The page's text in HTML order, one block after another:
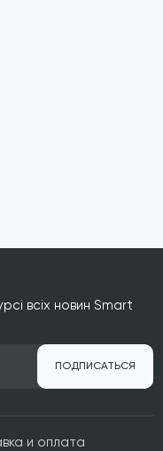
всіх новин Smart
ПОДПИСАТЬСЯ
и оплата